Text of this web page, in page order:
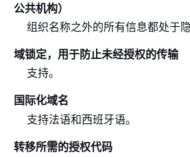
公共机构）
组织名称之外的所有信息都处于隐
域锁定，用于防止未经授权的传输
支持。
国际化域名
支持法语和西班牙语。
转移所需的授权代码